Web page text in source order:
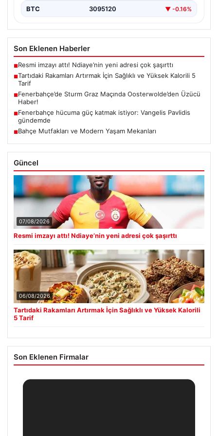
BTC 3095120 ▼ -0.16%
Son Eklenen Haberler
■Resmi imzayı attı! Ndiaye’nin yeni adresi çok şaşırttı
■Tartıdaki Rakamları Artırmak İçin Sağlıklı ve Yüksek Kalorili 5
Tarif
■Fenerbahçe’de Sturm Graz Maçında Oosterwolde’den Üzücü
Haber!
■Fenerbahçe hücuma güç katmak istiyor: Vangelis Pavlidis
gündemde
■Bahçe Mutfakları ve Modern Yaşam Mekanları
Güncel
07/08/2026
Resmi imzayı attı! Ndiaye’nin yeni adresi çok şaşırttı
06/08/2026
Tartıdaki Rakamları Artırmak İçin Sağlıklı ve Yüksek Kalorili
5 Tarif
Son Eklenen Firmalar